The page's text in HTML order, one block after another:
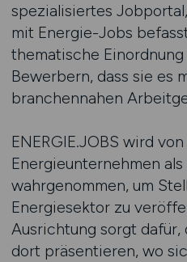
spezialisiertes
mit Energie-Jobs
thematische
Bewerbern, dass sie es
branchennahen
ENERGIE.JOBS wird
Energieunternehmen
wahrgenommen, um
Energiesektor zu
Ausrichtung sorgt
dort präsentieren, wo